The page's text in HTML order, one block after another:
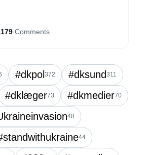
179 Comments
#dkpol372 #dksund311
#dklæger73 #dkmedier70
48
44